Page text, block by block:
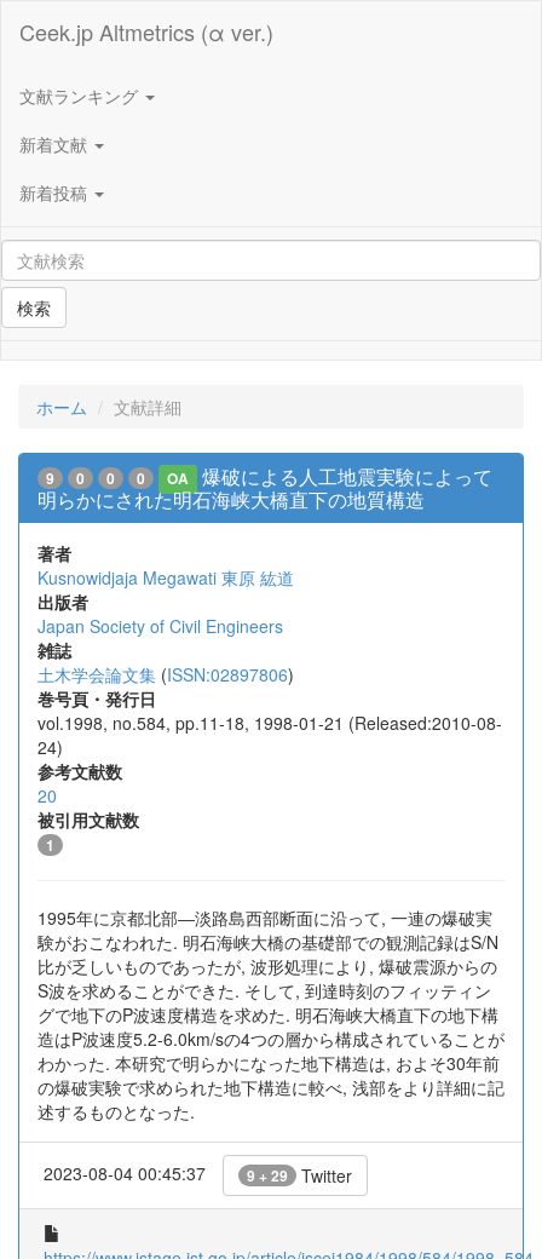
Ceek.jp Altmetrics (α ver.)
文献ランキング
新着文献
新着投稿
検索
ホーム 文献詳細
9 0 0 0 OA
爆破による人工地震実験によって
明らかにされた明石海峡大橋直下の地質構造
著者
Kusnowidjaja Megawati 東原 紘道
出版者
Japan Society of Civil Engineers
雑誌
土木学会論文集 (ISSN:02897806)
巻号頁・発行日
vol.1998, no.584, pp.11-18, 1998-01-21 (Released:2010-08-
24)
参考文献数
20
被引用文献数
1
1995年に京都北部―淡路島西部断面に沿って, 一連の爆破実
験がおこなわれた. 明石海峡大橋の基礎部での観測記録はS/N
比が乏しいものであったが, 波形処理により, 爆破震源からの
S波を求めることができた. そして, 到達時刻のフィッティン
グで地下のP波速度構造を求めた. 明石海峡大橋直下の地下構
造はP波速度5.2-6.0km/sの4つの層から構成されていることが
わかった. 本研究で明らかになった地下構造は, およそ30年前
の爆破実験で求められた地下構造に較べ, 浅部をより詳細に記
述するものとなった.
2023-08-04 00:45:37 9 + 29 Twitter